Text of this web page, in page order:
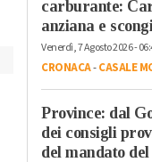
carburante:
anziana e
Venerdì, 7 Agosto 2026 -
CRONACA-CASALE
Province: dal
dei consigli
del mandato